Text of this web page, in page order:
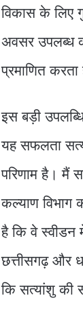
विकास के लिए
अवसर उपलब्ध
प्रमाणित करता
इस बड़ी
यह सफलता
परिणाम है। मैं
कल्याण विभाग
है कि वे स्वीडन
छत्तीसगढ़ और
कि सत्यांशु की